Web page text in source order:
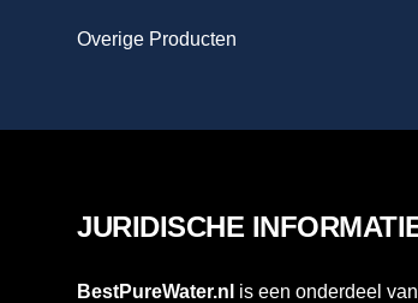
Overige Producten
JURIDISCHE
BestPureWater.nl is een onderdeel